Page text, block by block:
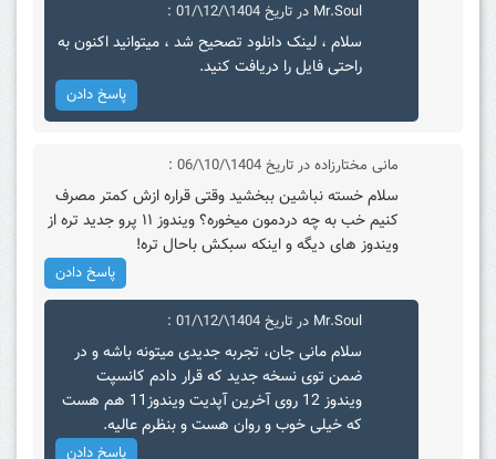
Mr.Soul در تاریخ 1404\/12\/01 :
سلام ، لینک دانلود تصحیح شد ، میتوانید اکنون به
راحتی فایل را دریافت کنید.
پاسخ دادن
مانی مختارزاده در تاریخ 1404\/10\/06 :
سلام خسته نباشین ببخشید وقتی قراره ازش کمتر مصرف
کنیم خب به چه دردمون میخوره؟ ویندوز ۱۱ پرو جدید تره از
ویندوز های دیگه و اینکه سبکش باحال تره!
پاسخ دادن
Mr.Soul در تاریخ 1404\/12\/01 :
سلام مانی جان، تجربه جدیدی میتونه باشه و در
ضمن توی نسخه جدید که قرار دادم کانسپت
ویندوز 12 روی آخرین آپدیت ویندوز11 هم هست
که خیلی خوب و روان هست و بنظرم عالیه.
پاسخ دادن